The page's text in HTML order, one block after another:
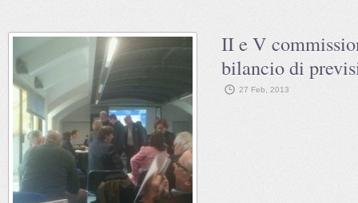
II e V
bilancio di
27 Feb, 2013